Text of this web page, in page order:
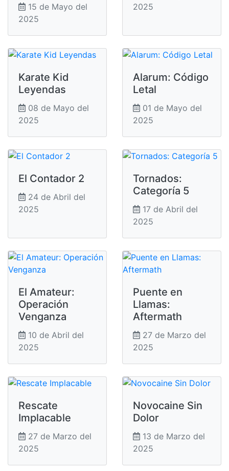
15 de Mayo del
2025
2025
Karate Kid
Leyendas
08 de Mayo del
2025
Alarum: Código
Letal
01 de Mayo del
2025
El Contador 2
24 de Abril del
2025
Tornados:
Categoría 5
17 de Abril del
2025
El Amateur:
Operación
Venganza
10 de Abril del
2025
Puente en
Llamas:
Aftermath
27 de Marzo del
2025
Rescate
Implacable
27 de Marzo del
2025
Novocaine Sin
Dolor
13 de Marzo del
2025